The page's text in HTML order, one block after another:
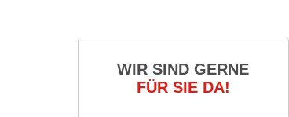
WIR SIND GERNE
FÜR SIE DA!